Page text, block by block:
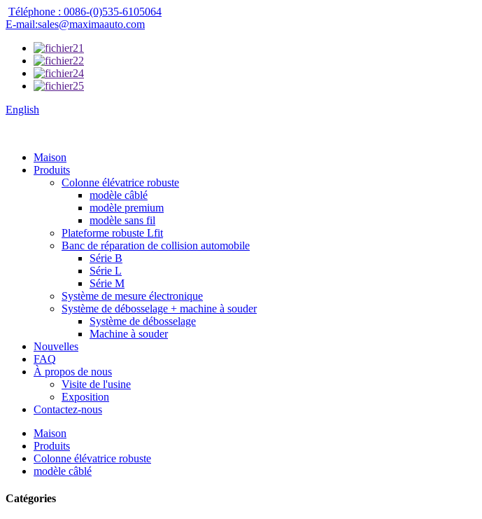
Téléphone : 0086-(0)535-6105064
E-mail:sales@maximaauto.com
English
Maison
Produits
Colonne élévatrice robuste
modèle câblé
modèle premium
modèle sans fil
Plateforme robuste Lfit
Banc de réparation de collision automobile
Série B
Série L
Série M
Système de mesure électronique
Système de débosselage + machine à souder
Système de débosselage
Machine à souder
Nouvelles
FAQ
À propos de nous
Visite de l'usine
Exposition
Contactez-nous
Maison
Produits
Colonne élévatrice robuste
modèle câblé
Catégories